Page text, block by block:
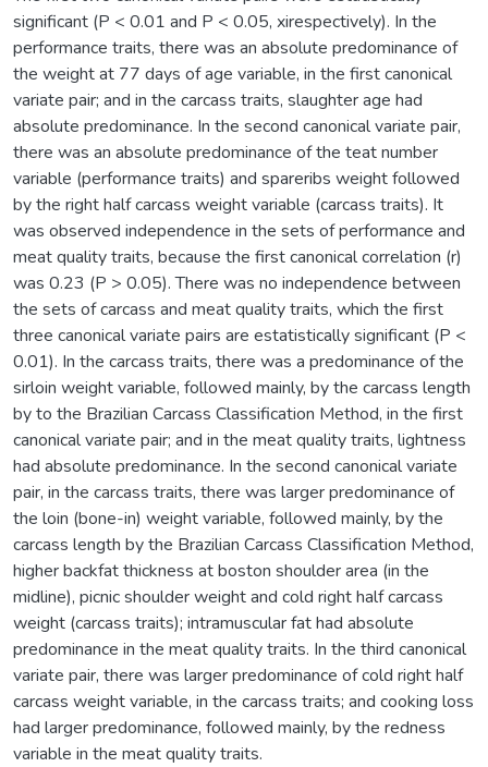
significant (P < 0.01 and P < 0.05, xirespectively). In the
performance traits, there was an absolute predominance of
the weight at 77 days of age variable, in the first canonical
variate pair; and in the carcass traits, slaughter age had
absolute predominance. In the second canonical variate pair,
there was an absolute predominance of the teat number
variable (performance traits) and spareribs weight followed
by the right half carcass weight variable (carcass traits). It
was observed independence in the sets of performance and
meat quality traits, because the first canonical correlation (r)
was 0.23 (P > 0.05). There was no independence between
the sets of carcass and meat quality traits, which the first
three canonical variate pairs are estatistically significant (P <
0.01). In the carcass traits, there was a predominance of the
sirloin weight variable, followed mainly, by the carcass length
by to the Brazilian Carcass Classification Method, in the first
canonical variate pair; and in the meat quality traits, lightness
had absolute predominance. In the second canonical variate
pair, in the carcass traits, there was larger predominance of
the loin (bone-in) weight variable, followed mainly, by the
carcass length by the Brazilian Carcass Classification Method,
higher backfat thickness at boston shoulder area (in the
midline), picnic shoulder weight and cold right half carcass
weight (carcass traits); intramuscular fat had absolute
predominance in the meat quality traits. In the third canonical
variate pair, there was larger predominance of cold right half
carcass weight variable, in the carcass traits; and cooking loss
had larger predominance, followed mainly, by the redness
variable in the meat quality traits.